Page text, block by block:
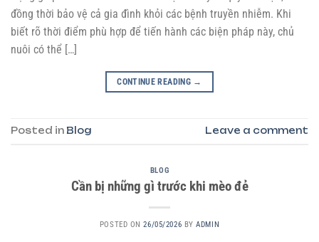
đồng thời bảo vệ cả gia đình khỏi các bệnh truyền nhiễm. Khi
biết rõ thời điểm phù hợp để tiến hành các biện pháp này, chủ
nuôi có thể […]
CONTINUE READING →
Posted in Blog Leave a comment
BLOG
Cần bị những gì trước khi mèo đẻ
POSTED ON26/05/2026 BYADMIN